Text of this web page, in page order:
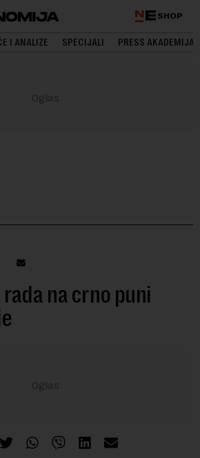
SHOP
I ANALIZE SPECIJALI PRESS AKADEMIJA
na crno puni